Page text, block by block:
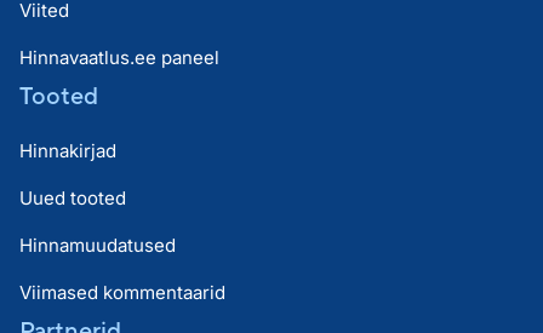
Viited
Hinnavaatlus.ee paneel
Tooted
Hinnakirjad
Uued tooted
Hinnamuudatused
Viimased kommentaarid